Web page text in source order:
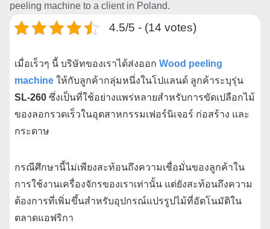
peeling machine to a client in Poland.
4.5/5 - (14 votes)
เมื่อเร็วๆ นี้ บริษัทของเราได้ส่งออก Wood peeling
machine ให้กับลูกค้ากลุ่มหนึ่งในโปแลนด์ ลูกค้าระบุรุ่น
SL-260 ซึ่งเป็นที่ใช้อย่างแพร่หลายสำหรับการขัดเปลือกไม้
ของลอกรวดเร็วในอุตสาหกรรมเฟอร์นิเจอร์ ก่อสร้าง และ
กระดาษ
กรณีศึกษานี้ไม่เพียงสะท้อนถึงความเชื่อมั่นของลูกค้าใน
การใช้งานเครื่องจักรของเราเท่านั้น แต่ยังสะท้อนถึงความ
ต้องการที่เพิ่มขึ้นสำหรับอุปกรณ์แปรรูปไม้ที่อัตโนมัติใน
ตลาดแอฟริกา